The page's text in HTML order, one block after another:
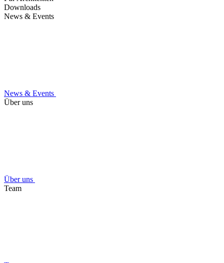
Downloads
News & Events
News & Events
Über uns
Über uns
Team